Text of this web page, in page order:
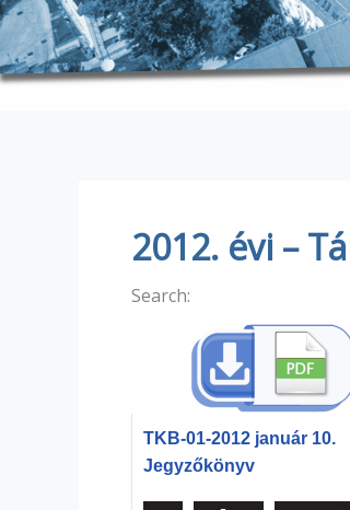
2012. évi –
Search:
TKB-01-2012 január 10.
Jegyzőkönyv